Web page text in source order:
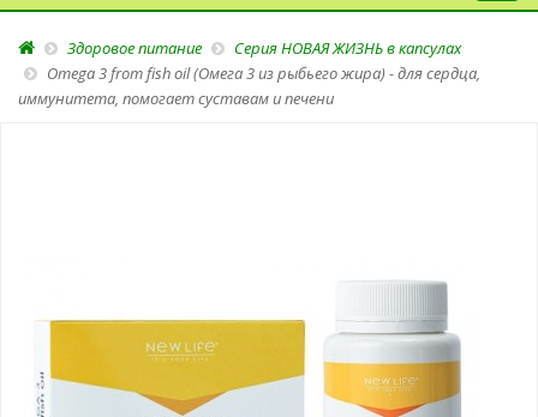
Здоровое питание
Серия НОВАЯ ЖИЗНЬ в капсулах
Omega 3 from fish oil (Омега 3 из рыбьего жира) - для сердца,
иммунитета, помогает суставам и печени